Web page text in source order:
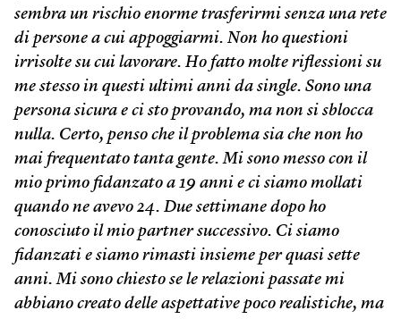
sembra un rischio enorme trasferirmi senza una rete
di persone a cui appoggiarmi. Non ho questioni
irrisolte su cui lavorare. Ho fatto molte riflessioni su
me stesso in questi ultimi anni da single. Sono una
persona sicura e ci sto provando, ma non si sblocca
nulla. Certo, penso che il problema sia che non ho
mai frequentato tanta gente. Mi sono messo con il
mio primo fidanzato a 19 anni e ci siamo mollati
quando ne avevo 24. Due settimane dopo ho
conosciuto il mio partner successivo. Ci siamo
fidanzati e siamo rimasti insieme per quasi sette
anni. Mi sono chiesto se le relazioni passate mi
abbiano creato delle aspettative poco realistiche, ma